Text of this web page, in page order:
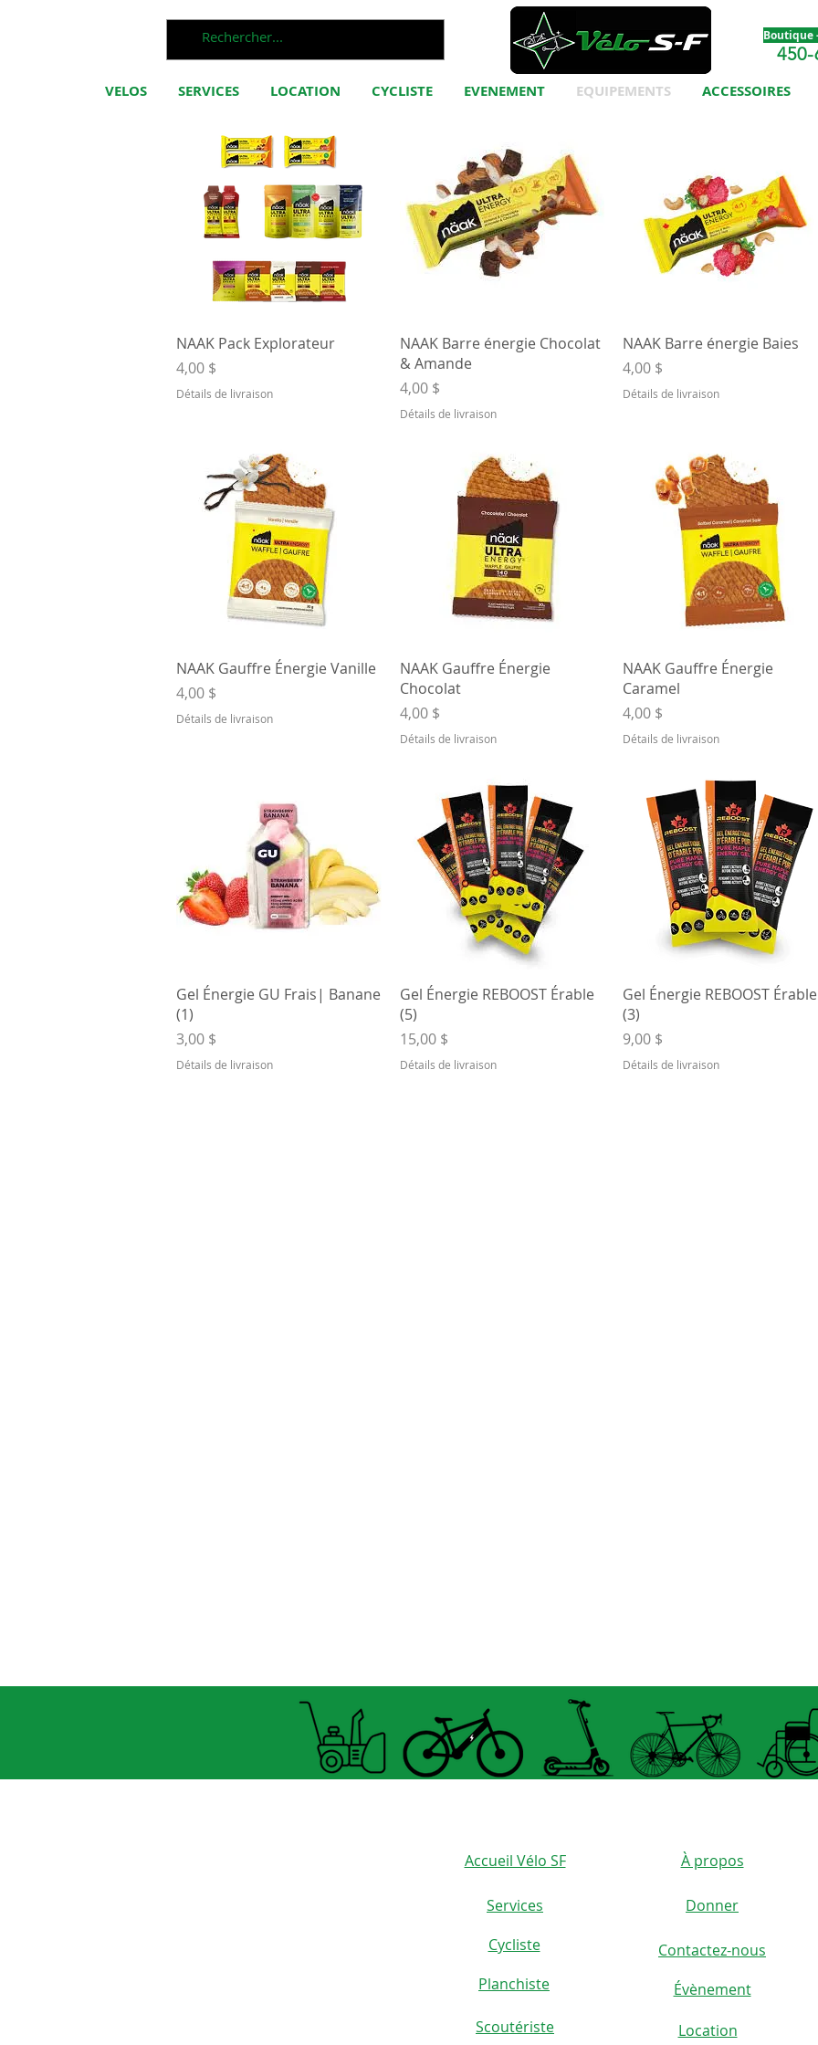
Boutique
VELOS SERVICES LOCATION CYCLISTE EVENEMENT EQUIPEMENTS ACCESSOIRES
Aperçu rapide
NAAK Pack Explorateur
Prix
4,00 $
Détails de livraison
Aperçu rapide
NAAK Barre énergie Chocolat
& Amande
Prix
4,00 $
Détails de livraison
Aperçu rapide
NAAK Barre énergie Baies
Prix
4,00 $
Détails de livraison
Aperçu rapide
NAAK Gauffre Énergie Vanille
Prix
4,00 $
Détails de livraison
Aperçu rapide
NAAK Gauffre Énergie
Chocolat
Prix
4,00 $
Détails de livraison
Aperçu rapide
NAAK Gauffre Énergie
Caramel
Prix
4,00 $
Détails de livraison
Aperçu rapide
Gel Énergie GU Frais| Banane
(1)
Prix
3,00 $
Détails de livraison
Aperçu rapide
Gel Énergie REBOOST Érable
(5)
Prix
15,00 $
Détails de livraison
Aperçu rapide
Gel Énergie REBOOST Érable
(3)
Prix
9,00 $
Détails de livraison
Accueil Vélo SF
Location
Cycliste
Planchiste
Scoutériste
Services
À propos
Donner
Contactez-nous
Évènement